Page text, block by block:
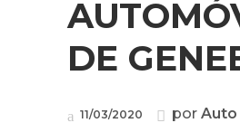
DE
11/03/2020 por Auto